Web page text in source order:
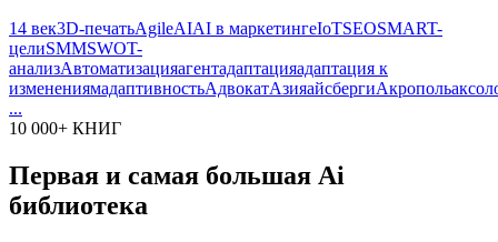
14 век3D-печатьAgileAIAI в маркетингеIoTSEOSMART-
целиSMMSWOT-
анализАвтоматизацияагентадаптацияадаптация к
изменениямадаптивностьАдвокатАзияайсбергиАкрополь
...
10 000+ КНИГ
Первая и самая большая Ai
библиотека